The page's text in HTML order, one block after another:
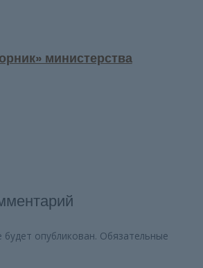
министерства
опубликован. Обязательные